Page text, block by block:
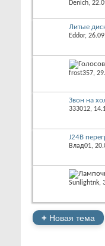
Denich‎,
Литые
Eddor‎,
frost357‎,
Звон на
333012‎,
J24B
Влад01‎,
Sunlightnk‎,
+ Новая тема